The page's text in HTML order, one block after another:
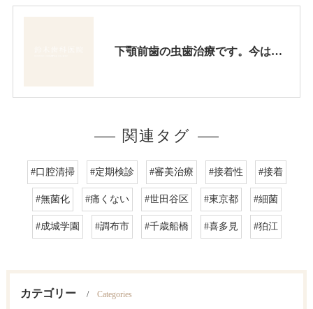
下顎前歯の虫歯治療です。今はこの様に綺麗になります。
関連タグ
#口腔清掃 #定期検診 #審美治療 #接着性 #接着
#無菌化 #痛くない #世田谷区 #東京都 #細菌
#成城学園 #調布市 #千歳船橋 #喜多見 #狛江
カテゴリー Categories